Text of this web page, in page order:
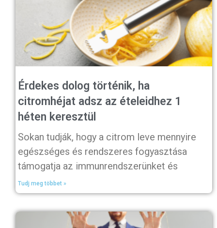
Érdekes dolog történik, ha
citromhéjat adsz az ételeidhez 1
héten keresztül
Sokan tudják, hogy a citrom leve mennyire
egészséges és rendszeres fogyasztása
támogatja az immunrendszerünket és
Tudj meg többet »